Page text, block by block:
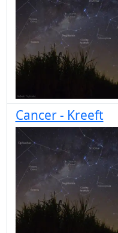
Cancer - Kreeft